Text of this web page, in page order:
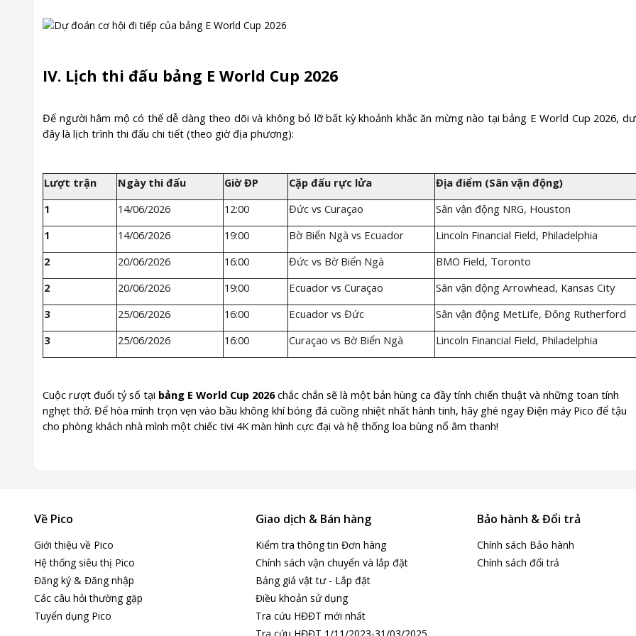
IV. Lịch thi đấu bảng E World Cup 2026
Để người hâm mộ có thể dễ dàng theo dõi và không bỏ lỡ bất kỳ khoảnh khắc ăn mừng nào tại bảng E World Cup 2026,
đây là lịch trình thi đấu chi tiết (theo giờ địa phương):
Lượt trận Ngày thi đấu Giờ ĐP Cặp đấu rực lửa
Địa điểm (Sân vận động)
1
14/06/2026 12:00 Đức vs Curaçao
Sân vận động NRG, Houston
1
14/06/2026 19:00 Bờ Biển Ngà vs Ecuador
Lincoln Financial Field, Philadelphia
2
20/06/2026 16:00 Đức vs Bờ Biển Ngà
BMO Field, Toronto
2
20/06/2026 19:00 Ecuador vs Curaçao
Sân vận động Arrowhead, Kansas City
3
25/06/2026 16:00 Ecuador vs Đức
Sân vận động MetLife, Đông Rutherford
3
25/06/2026 16:00 Curaçao vs Bờ Biển Ngà Lincoln Financial Field, Philadelphia
Cuộc rượt đuổi tỷ số tại bảng E World Cup 2026chắc chắn sẽ là một bản hùng ca đầy tính chiến thuật và những toan tính
nghẹt thở. Để hòa mình trọn vẹn vào bầu không khí bóng đá cuồng nhiệt nhất hành tinh, hãy ghé ngay Điện máy Pico để tậu
cho phòng khách nhà mình một chiếc tivi 4K màn hình cực đại và hệ thống loa bùng nổ âm thanh!
Về Pico
Giới thiệu về Pico
Hệ thống siêu thị Pico
Đăng ký & Đăng nhập
Các câu hỏi thường gặp
Tuyển dụng Pico
Giao dịch & Bán hàng
Kiểm tra thông tin Đơn hàng
Chính sách vận chuyển và lắp đặt
Bảng giá vật tư - Lắp đặt
Điều khoản sử dụng
Tra cứu HĐĐT mới nhất
Bảo hành & Đổi trả
Chính sách Bảo hành
Chính sách đổi trả